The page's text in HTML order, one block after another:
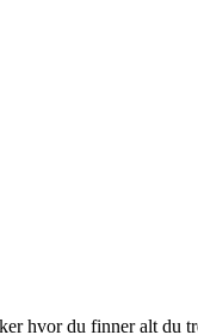
hvor du finner alt du